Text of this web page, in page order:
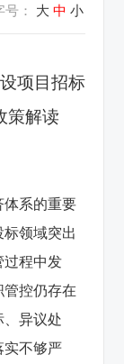
号： 大 中 小
项目招标
策解读
体系的重要
领域突出
过程中发
控仍存在
、异议处
实不够严